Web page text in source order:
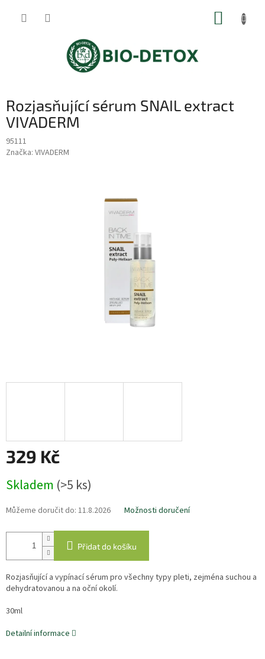
Rozjasňující sérum SNAIL extract
VIVADERM
95111
Značka: VIVADERM
329 Kč
cena:
Skladem (>5 ks)
Můžeme doručit do: 11.8.2026 Možnosti doručení
Přidat do košíku
Rozjasňující a vypínací sérum pro všechny typy pleti, zejména suchou a
dehydratovanou a na oční okolí.
30ml
Detailní informace